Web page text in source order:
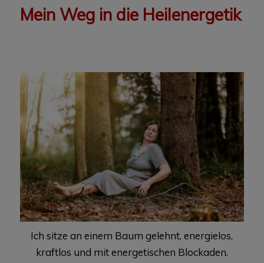
Mein Weg in die Heilenergetik
Ich sitze an einem Baum gelehnt, energielos,
kraftlos und mit energetischen Blockaden.